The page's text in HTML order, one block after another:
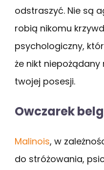
odstraszyć. Nie są
robią nikomu
psychologiczny,
że nikt niepożądany
twojej posesji.
Owczarek
Malinois, w
do stróżowania,